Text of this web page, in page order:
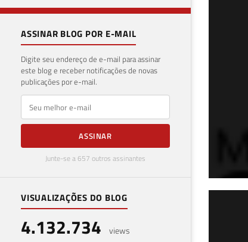
ASSINAR BLOG POR E-MAIL
Digite seu endereço de e-mail para assinar
este blog e receber notificações de novas
publicações por e-mail.
E-mail
ASSINAR
Junte-se a 657 outros assinantes
VISUALIZAÇÕES DO BLOG
4.132.734 views